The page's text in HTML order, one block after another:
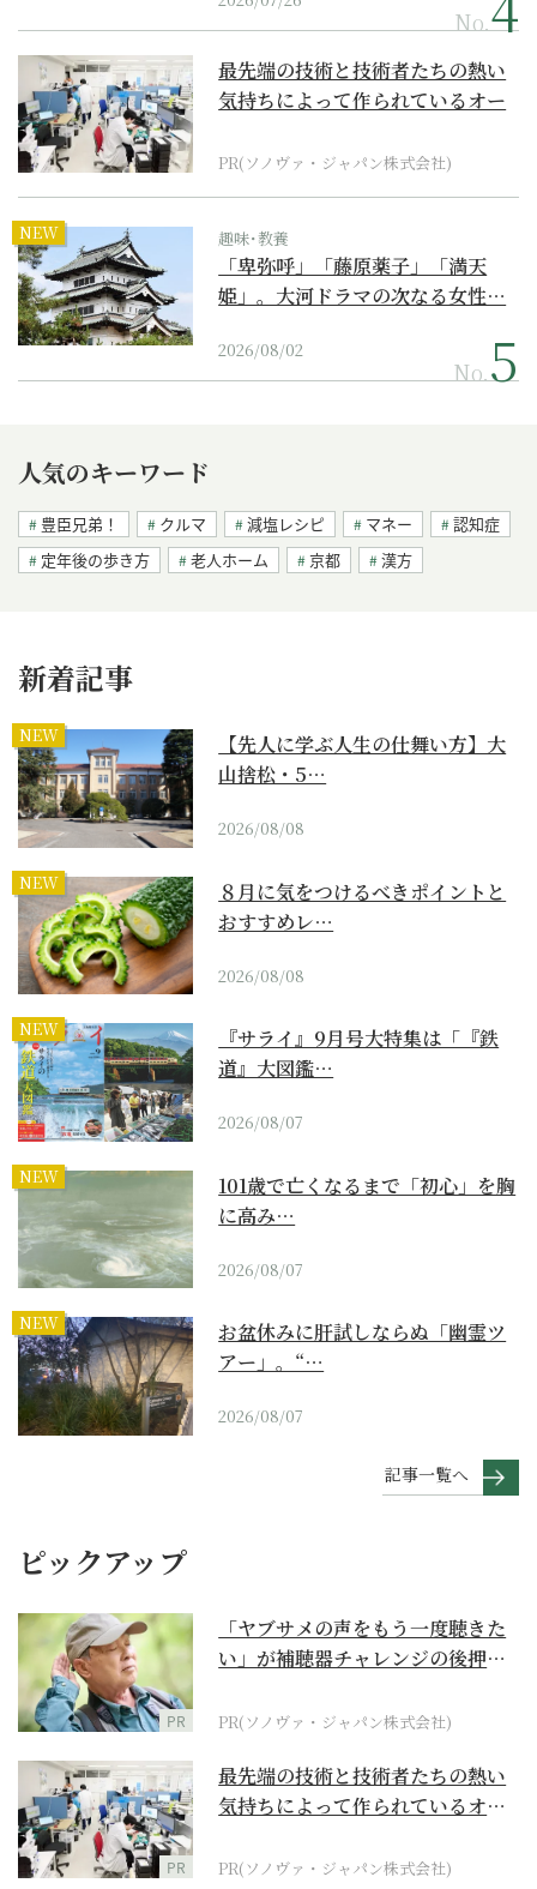
No.
最先端の技術と技術者たちの熱い
気持ちによって作られているオー
PR(ソノヴァ・ジャパン株式会社)
NEW 趣味･教養
「卑弥呼」「藤原薬子」「満天
姫」。大河ドラマの次なる女性…
2026/08/02
No.
人気のキーワード
豊臣兄弟！ クルマ 減塩レシピ マネー
認知症
定年後の歩き方
老人ホーム 京都 漢方
新着記事
NEW
【先人に学ぶ人生の仕舞い方】大
山捨松・5…
2026/08/08
NEW
８月に気をつけるべきポイントと
おすすめレ…
2026/08/08
NEW
『サライ』9月号大特集は「『鉄
道』大図鑑…
2026/08/07
NEW
101歳で亡くなるまで「初心」を胸
に高み…
2026/08/07
NEW
お盆休みに肝試しならぬ「幽霊ツ
アー」。“…
2026/08/07
記事一覧へ
ピックアップ
PR
「ヤブサメの声をもう一度聴きた
い」が補聴器チャレンジの後押し
PR(ソノヴァ・ジャパン株式会社)
PR
最先端の技術と技術者たちの熱い
気持ちによって作られているオー
PR(ソノヴァ・ジャパン株式会社)